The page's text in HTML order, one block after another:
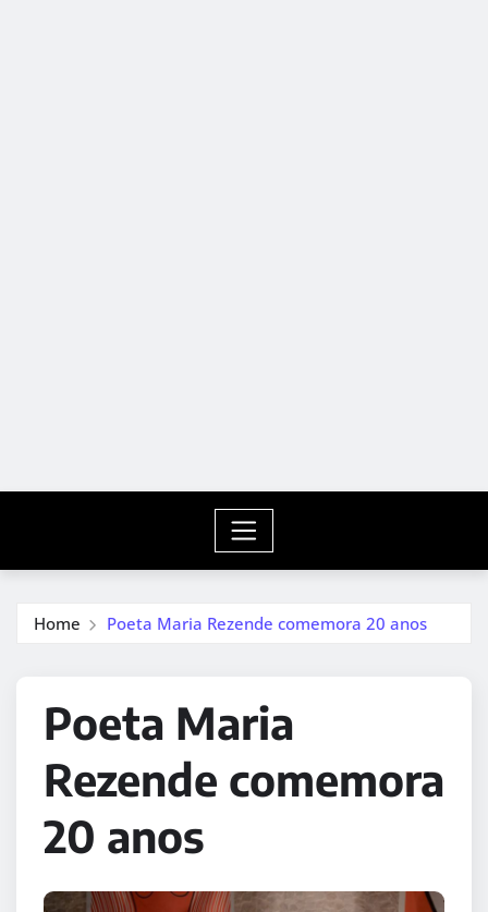
Home Poeta Maria Rezende comemora 20 anos
Poeta Maria
Rezende comemora
20 anos